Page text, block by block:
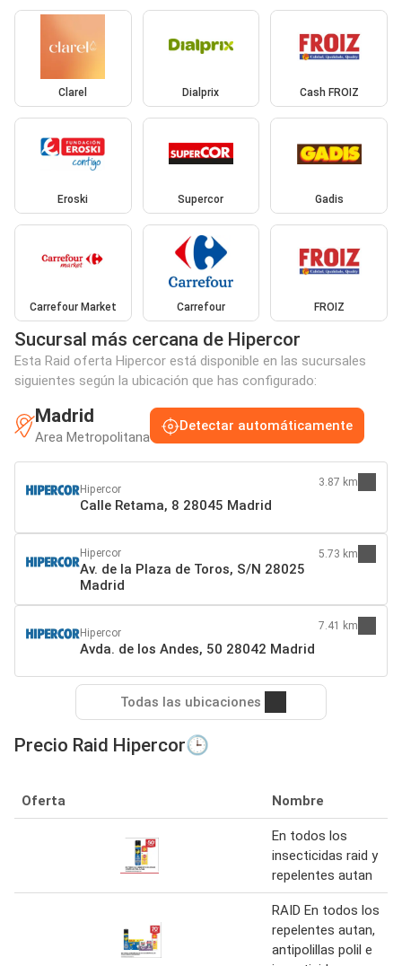
Clarel Dialprix Cash FROIZ
Eroski Supercor Gadis
Carrefour Market Carrefour FROIZ
Sucursal más cercana de Hipercor
Esta Raid oferta Hipercor está disponible en las sucursales
siguientes según la ubicación que has configurado:
Madrid
Area Metropolitana
Detectar automáticamente
Hipercor
Calle Retama, 8 28045 Madrid
3.87 km
Hipercor
Av. de la Plaza de Toros, S/N 28025
Madrid
5.73 km
Hipercor
Avda. de los Andes, 50 28042 Madrid
7.41 km
Todas las ubicaciones
Precio Raid Hipercor🕒
Oferta Nombre
En todos los
insecticidas raid y
repelentes autan
RAID En todos los
repelentes autan,
antipolillas polil e